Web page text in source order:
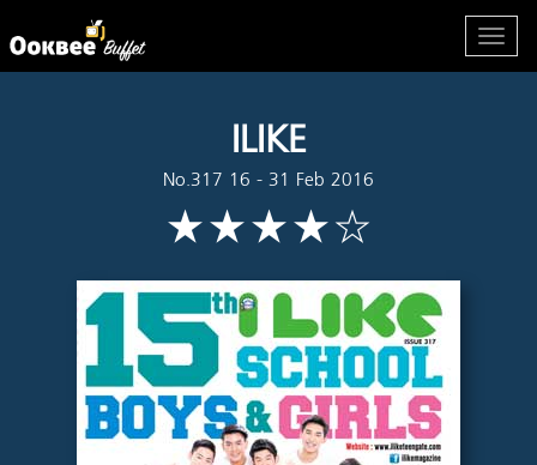
ILIKE
No.317 16 - 31 Feb 2016